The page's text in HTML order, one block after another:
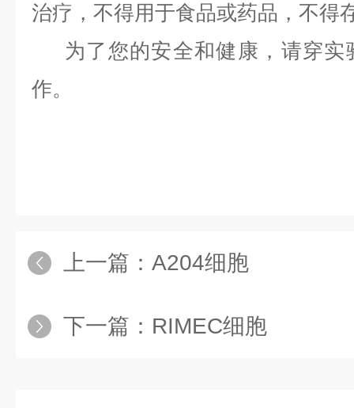
治疗，不得用于食品或药品，不得
为了您的安全和健康，请穿实
作。
上一篇： A204细胞
下一篇： RIMEC细胞